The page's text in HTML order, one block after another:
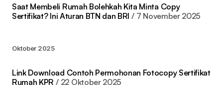
Saat Membeli Rumah Bolehkah Kita Minta Copy
Sertifikat? Ini Aturan BTN dan BRI
7 November 2025
Oktober 2025
Link Download Contoh Permohonan Fotocopy Sertifikat
Rumah KPR
22 Oktober 2025